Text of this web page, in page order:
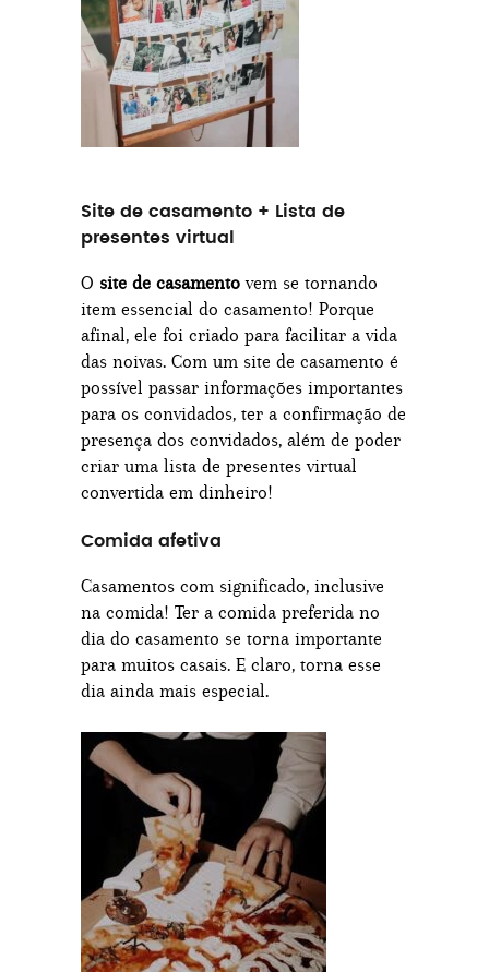
Site de casamento + Lista de
presentes virtual
O site de casamento vem se tornando
item essencial do casamento! Porque
afinal, ele foi criado para facilitar a vida
das noivas. Com um site de casamento é
possível passar informações importantes
para os convidados, ter a confirmação de
presença dos convidados, além de poder
criar uma lista de presentes virtual
convertida em dinheiro!
Comida afetiva
Casamentos com significado, inclusive
na comida! Ter a comida preferida no
dia do casamento se torna importante
para muitos casais. E claro, torna esse
dia ainda mais especial.